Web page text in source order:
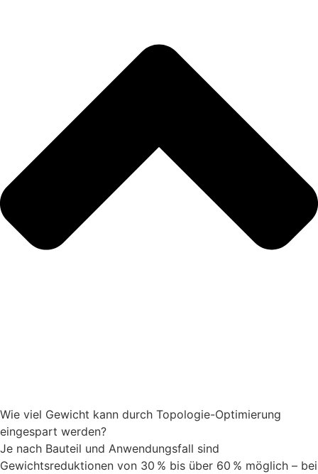
Wie viel Gewicht kann durch Topologie-Optimierung
eingespart werden?
Je nach Bauteil und Anwendungsfall sind
Gewichtsreduktionen von 30 % bis über 60 % möglich – bei